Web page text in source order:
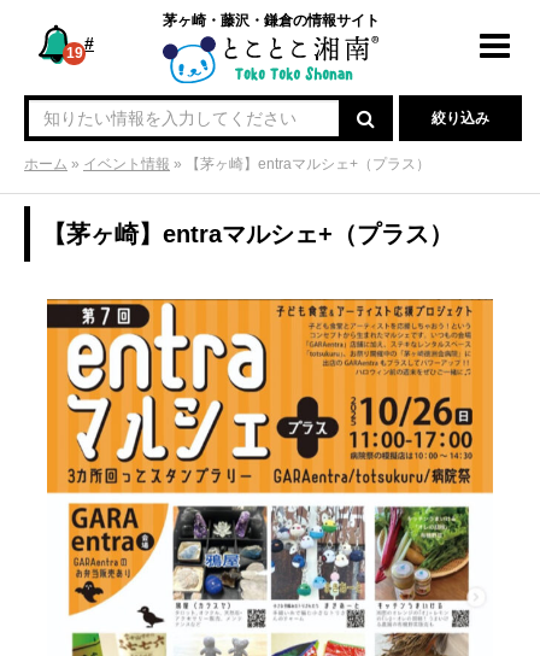
#
19
茅ヶ崎・藤沢・鎌倉の情報サイト
絞り込み
ホーム » イベント情報 » 【茅ヶ崎】entraマルシェ+（プラス）
【茅ヶ崎】entraマルシェ+（プラス）